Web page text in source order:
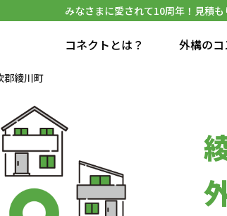
みなさまに愛されて10周年！見積も
コネクトとは？ 外構のコ
郡綾川町